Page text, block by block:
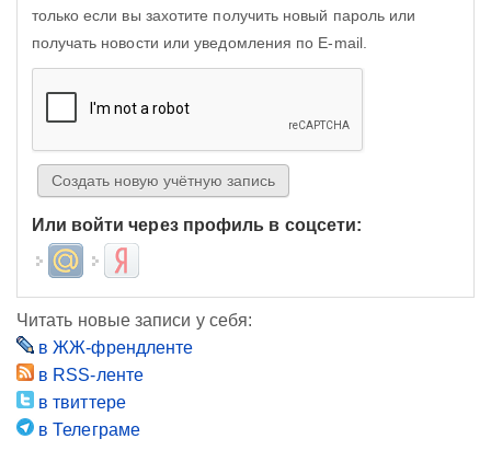
только если вы захотите получить новый пароль или
получать новости или уведомления по E-mail.
Или войти через профиль в соцсети:
Login with Mail.ruLogin with Яндекс
Читать новые записи у себя:
в ЖЖ-френдленте
в RSS-ленте
в твиттере
в Телеграме